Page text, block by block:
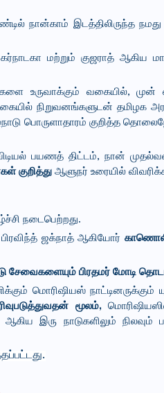
நான்காம்‌ இடத்திலிருந்த நமது
கர்நாடகா மற்றும்‌ குஜராத்‌ ஆகிய
உருவாக்கும்‌ வகையில்‌,
நிறுவனங்களுடன்‌ தமிழக
பொருளாதாரம்‌ குறித்த
பயணத் திட்டம், நான்
குறித்து ஆளுநர் உரையில்
நடைபெற்றது.
ஜக்நாத் ஆகியோர்
சேவைகளையும் பிரதமர் மோடி
மொரிஷியஸ் நாட்டினருக்கும்
மூலம்,
இரு நாடுகளிலும் நிலவும்